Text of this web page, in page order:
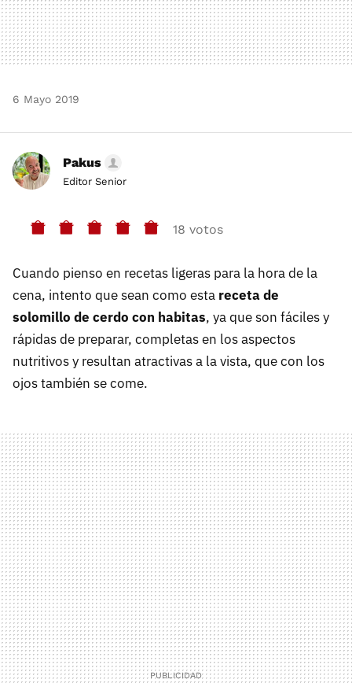
6 Mayo 2019
Pakus
Editor Senior
18 votos
Cuando pienso en recetas ligeras para la hora de la
cena, intento que sean como esta receta de
solomillo de cerdo con habitas, ya que son fáciles y
rápidas de preparar, completas en los aspectos
nutritivos y resultan atractivas a la vista, que con los
ojos también se come.